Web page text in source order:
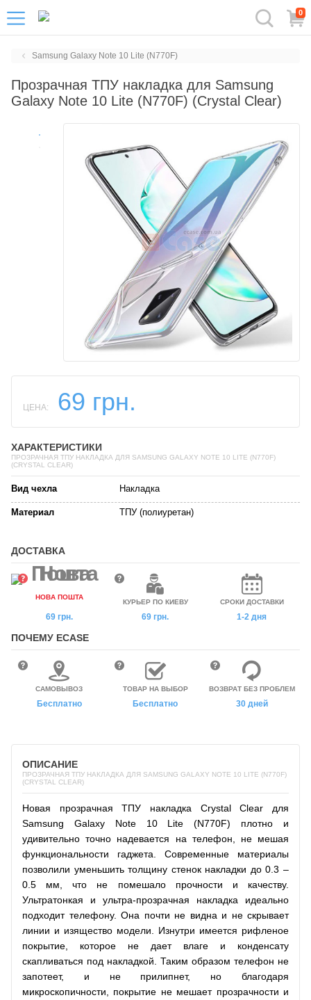
0
Samsung Galaxy Note 10 Lite (N770F)
Прозрачная ТПУ накладка для Samsung
Galaxy Note 10 Lite (N770F) (Crystal Clear)
ЦЕНА: 69 грн.
ХАРАКТЕРИСТИКИ
ПРОЗРАЧНАЯ ТПУ НАКЛАДКА ДЛЯ SAMSUNG GALAXY NOTE 10 LITE (N770F)
(CRYSTAL CLEAR)
Вид чехла Накладка
Материал ТПУ (полиуретан)
ДОСТАВКА
НОВА ПОШТА
69 грн.
КУРЬЕР ПО КИЕВУ
69 грн.
СРОКИ ДОСТАВКИ
1-2 дня
ПОЧЕМУ ECASE
САМОВЫВОЗ
Бесплатно
ТОВАР НА ВЫБОР
Бесплатно
ВОЗВРАТ БЕЗ ПРОБЛЕМ
30 дней
ОПИСАНИЕ
ПРОЗРАЧНАЯ ТПУ НАКЛАДКА ДЛЯ SAMSUNG GALAXY NOTE 10 LITE (N770F)
(CRYSTAL CLEAR)
Новая прозрачная ТПУ накладка Crystal Clear для
Samsung Galaxy Note 10 Lite (N770F) плотно и
удивительно точно надевается на телефон, не мешая
функциональности гаджета. Современные материалы
позволили уменьшить толщину стенок накладки до 0.3 –
0.5 мм, что не помешало прочности и качеству.
Ультратонкая и ультра-прозрачная накладка идеально
подходит телефону. Она почти не видна и не скрывает
линии и изящество модели. Изнутри имеется рифленое
покрытие, которое не дает влаге и конденсату
скапливаться под накладкой. Таким образом телефон не
запотеет, и не прилипнет, но благодаря
микроскопичности, покрытие не мешает прозрачности и